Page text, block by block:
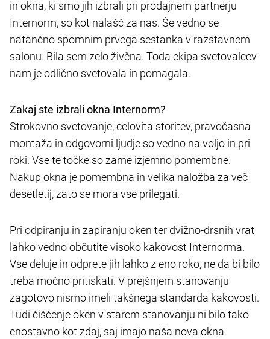
in okna, ki smo jih izbrali pri prodajnem partnerju
Internorm, so kot nalašč za nas. Še vedno se
natančno spomnim prvega sestanka v razstavnem
salonu. Bila sem zelo živčna. Toda ekipa svetovalcev
nam je odlično svetovala in pomagala.
Zakaj ste izbrali okna Internorm?
Strokovno svetovanje, celovita storitev, pravočasna
montaža in odgovorni ljudje so vedno na voljo in pri
roki. Vse te točke so zame izjemno pomembne.
Nakup okna je pomembna in velika naložba za več
desetletij, zato se mora vse prilegati.
Pri odpiranju in zapiranju oken ter dvižno-drsnih vrat
lahko vedno občutite visoko kakovost Internorma.
Vse deluje in odprete jih lahko z eno roko, ne da bi bilo
treba močno pritiskati. V prejšnjem stanovanju
zagotovo nismo imeli takšnega standarda kakovosti.
Tudi čiščenje oken v starem stanovanju ni bilo tako
enostavno kot zdaj, saj imajo naša nova okna